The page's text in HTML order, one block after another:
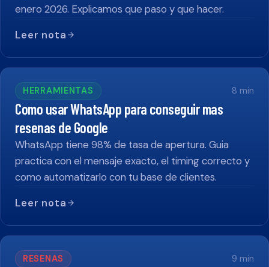
enero 2026. Explicamos que paso y que hacer.
Leer nota
HERRAMIENTAS 8 min
Como usar WhatsApp para conseguir mas
resenas de Google
WhatsApp tiene 98% de tasa de apertura. Guia
practica con el mensaje exacto, el timing correcto y
como automatizarlo con tu base de clientes.
Leer nota
RESENAS 9 min